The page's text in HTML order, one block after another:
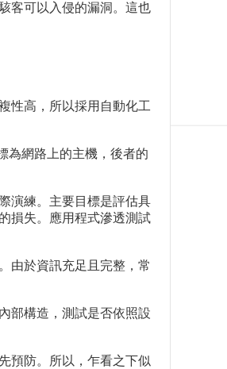
客可以入侵的漏洞。這也
性高，所以採用自動化工
為網路上的主機，後者的
演練。主要目標是評估具
損失。應用程式滲透測試
由於資訊充足且完整，常
部構造，測試是否依照設
預防。所以，乍看之下似